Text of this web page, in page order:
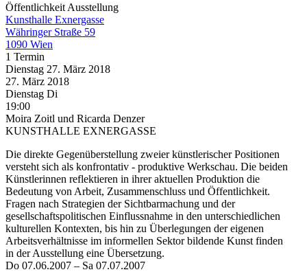
Öffentlichkeit Ausstellung
Kunsthalle Exnergasse
Währinger Straße 59
1090 Wien
1 Termin
Dienstag 27. März 2018
27. März 2018
Dienstag Di
19:00
Moira Zoitl und Ricarda Denzer
KUNSTHALLE EXNERGASSE
Die direkte Gegenüberstellung zweier künstlerischer Positionen
versteht sich als konfrontativ - produktive Werkschau. Die beiden
Künstlerinnen reflektieren in ihrer aktuellen Produktion die
Bedeutung von Arbeit, Zusammenschluss und Öffentlichkeit.
Fragen nach Strategien der Sichtbarmachung und der
gesellschaftspolitischen Einflussnahme in den unterschiedlichen
kulturellen Kontexten, bis hin zu Überlegungen der eigenen
Arbeitsverhältnisse im informellen Sektor bildende Kunst finden
in der Ausstellung eine Übersetzung.
Do 07.06.2007 – Sa 07.07.2007